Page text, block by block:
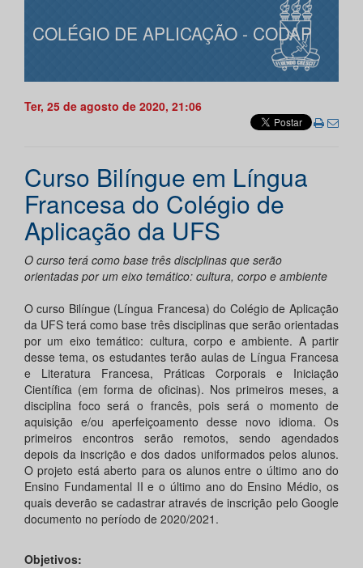
COLÉGIO DE APLICAÇÃO - CODAP
Ter, 25 de agosto de 2020, 21:06
Curso Bilíngue em Língua
Francesa do Colégio de
Aplicação da UFS
O curso terá como base três disciplinas que serão
orientadas por um eixo temático: cultura, corpo e ambiente
O curso Bilíngue (Língua Francesa) do Colégio de Aplicação
da UFS terá como base três disciplinas que serão orientadas
por um eixo temático: cultura, corpo e ambiente. A partir
desse tema, os estudantes terão aulas de Língua Francesa
e Literatura Francesa, Práticas Corporais e Iniciação
Científica (em forma de oficinas). Nos primeiros meses, a
disciplina foco será o francês, pois será o momento de
aquisição e/ou aperfeiçoamento desse novo idioma. Os
primeiros encontros serão remotos, sendo agendados
depois da inscrição e dos dados uniformados pelos alunos.
O projeto está aberto para os alunos entre o último ano do
Ensino Fundamental II e o último ano do Ensino Médio, os
quais deverão se cadastrar através de inscrição pelo Google
documento no período de 2020/2021.
Objetivos: